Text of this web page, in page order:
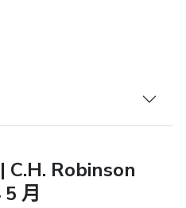
C.H. Robinson
月